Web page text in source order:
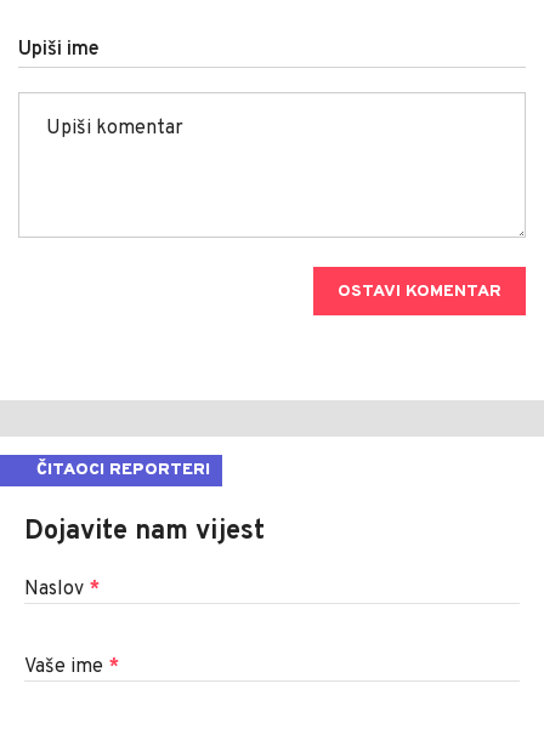
Upiši ime
OSTAVI KOMENTAR
ČITAOCI REPORTERI
Dojavite nam vijest
Naslov *
Vaše ime *